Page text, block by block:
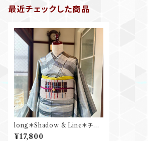
最近チェックした商品
long＊Shadow & Line＊チェ
ック 格子 縞 グレー ブラック 黒
¥17,800